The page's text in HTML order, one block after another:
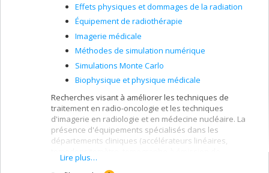
Effets physiques et dommages de la radiation
Équipement de radiothérapie
Imagerie médicale
Méthodes de simulation numérique
Simulations Monte Carlo
Biophysique et physique médicale
Recherches visant à améliorer les techniques de
traitement en radio-oncologie et les techniques
d'imagerie en radiologie et en médecine nucléaire. La
présence d'équipements spécialisés dans les
départements cliniques (accélérateurs linéaires,
positrons, salles de curiethérapie) permet de
Lire plus…